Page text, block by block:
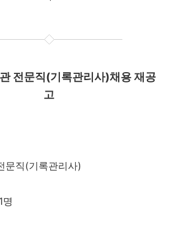
전문직(기록관리사)채용 재공
고
문직(기록관리사)
명